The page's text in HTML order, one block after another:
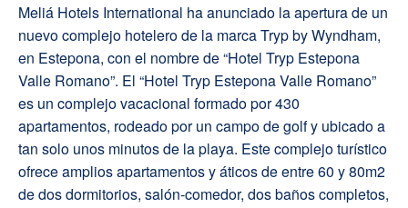
Meliá Hotels International ha anunciado la apertura de un
nuevo complejo hotelero de la marca Tryp by Wyndham,
en Estepona, con el nombre de “Hotel Tryp Estepona
Valle Romano”. El “Hotel Tryp Estepona Valle Romano”
es un complejo vacacional formado por 430
apartamentos, rodeado por un campo de golf y ubicado a
tan solo unos minutos de la playa. Este complejo turístico
ofrece amplios apartamentos y áticos de entre 60 y 80m2
de dos dormitorios, salón-comedor, dos baños completos,